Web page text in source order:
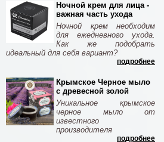
Ночной крем для лица -
важная часть ухода
Ночной крем необходим
для ежедневного ухода.
Как же подобрать
идеальный для себя вариант?
подробнее
Крымское Черное мыло
с древесной золой
Уникальное крымское
черное мыло от
известного
производителя
подробнее